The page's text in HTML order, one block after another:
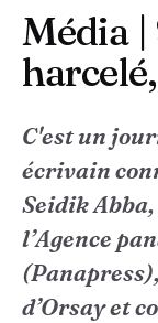
Média
C'est un
écrivain
Seidik
l’Agence
d’Orsay et